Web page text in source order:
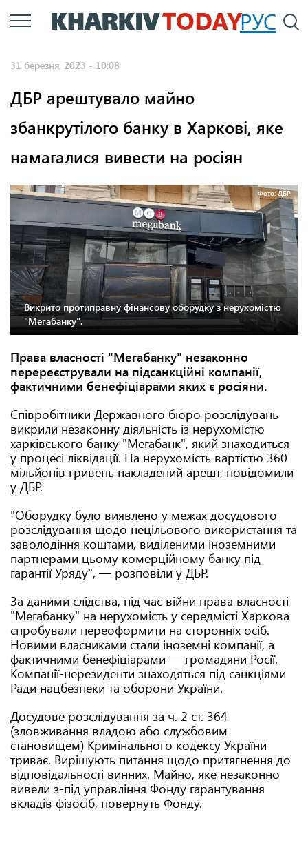
Перейти
до
РУС
31 березня, 2023 - 10:08
ДБР арештувало майно
збанкрутілого банку в Харкові, яке
намагалися вивести на росіян
Фото: ДБР
Викрито протиправну фінансову оборудку з нерухомістю
"Мегабанку".
Права власності "Мегабанку" незаконно
перереєстрували на підсанкційні компанії,
фактичними бенефіціарами яких є росіяни.
Співробітники Державного бюро розслідувань
викрили незаконну діяльність із нерухомістю
харківського банку "Мегабанк", який знаходиться
у процесі ліквідації. На нерухомість вартістю 360
мільйонів гривень накладений арешт, повідомили
у ДБР.
"Оборудку було виявлено у межах досудового
розслідування щодо нецільового використання та
заволодіння коштами, виділеними іноземними
партнерами цьому комерційному банку під
гарантії Уряду", — розповіли у ДБР.
За даними слідства, під час війни права власності
"Мегабанку" на нерухомість у середмісті Харкова
спробували переоформити на сторонніх осіб.
Новими власниками стали іноземні компанії, а
фактичними бенефіціарами — громадяни Росії.
Компанії-нерезиденти знаходяться під санкціями
Ради нацбезпеки та оборони України.
Досудове розслідування за ч. 2 ст. 364
(зловживання владою або службовим
становищем) Кримінального кодексу України
триває. Вирішують питання щодо притягнення до
відповідальності винних. Майно, яке незаконно
вивели з-під управління Фонду гарантування
вкладів фізосіб, повернуть Фонду.